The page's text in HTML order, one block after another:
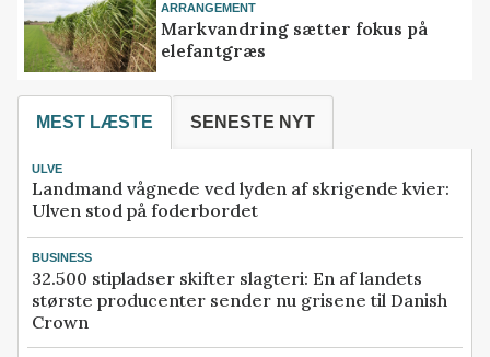
ARRANGEMENT
Markvandring sætter fokus på
elefantgræs
MEST LÆSTE SENESTE NYT
ULVE
Landmand vågnede ved lyden af skrigende kvier:
Ulven stod på foderbordet
BUSINESS
32.500 stipladser skifter slagteri: En af landets
største producenter sender nu grisene til Danish
Crown